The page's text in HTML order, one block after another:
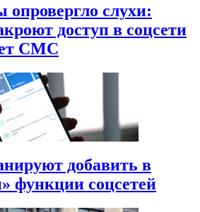
слухи:
доступ в соцсети
СМС
добавить в
функции соцсетей